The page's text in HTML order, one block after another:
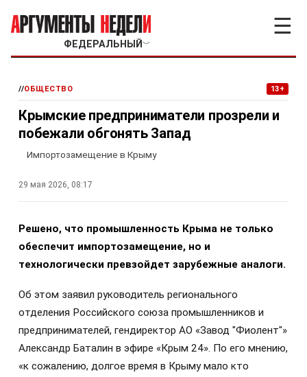
ФЕДЕРАЛЬНЫЙ ﹀
☰
//ОБЩЕСТВО 13+
Крымские предприниматели прозрели и
побежали обгонять Запад
Импортозамещение в Крыму
29 мая 2026, 08:17
Решено, что промышленность Крыма не только
обеспечит импортозамещение, но и
технологически превзойдет зарубежные аналоги.
Об этом заявил руководитель регионального
отделения Российского союза промышленников и
предпринимателей, гендиректор АО «Завод "Фиолент"»
Александр Баталин в эфире «Крым 24». По его мнению,
«к сожалению, долгое время в Крыму мало кто